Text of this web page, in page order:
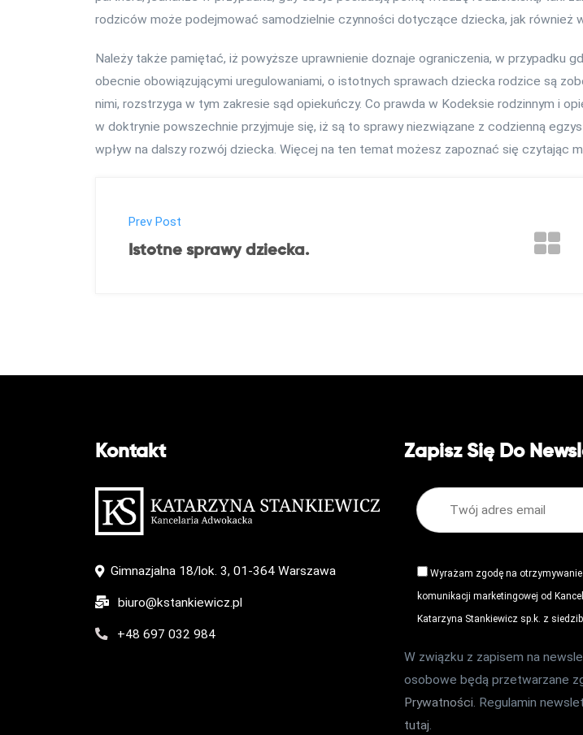
rodziców może podejmować samodzielnie czynności dotyczące dziecka, jak również
Należy także pamiętać, iż powyższe uprawnienie doznaje ograniczenia, w przypadku
obecnie obowiązującymi uregulowaniami, o istotnych sprawach dziecka rodzice są
nimi, rozstrzyga w tym zakresie sąd opiekuńczy. Co prawda w Kodeksie rodzinnym i
w doktrynie powszechnie przyjmuje się, iż są to sprawy niezwiązane z codzienną
wpływ na dalszy rozwój dziecka. Więcej na ten temat możesz zapoznać się czytając
P
o
a
i
a
t
i
o
n
Prev Post
Istotne sprawy dziecka.
Kontakt
Gimnazjalna 18/lok. 3, 01-364 Warszawa
biuro@kstankiewicz.pl
+48 697 032 984
Zapisz Się Do
Wyrażam zgodę na
komunikacji marketingowej od
Katarzyna Stankiewicz sp.k. z
W związku z zapisem na
osobowe będą przetwarzane
Prywatności. Regulamin
tutaj.